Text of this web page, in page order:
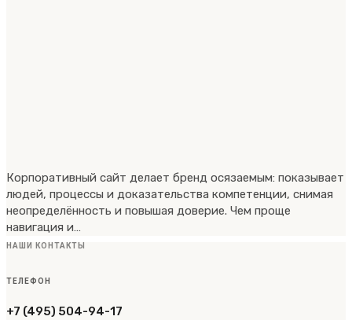
Корпоративный сайт делает бренд осязаемым: показывает
людей, процессы и доказательства компетенции, снимая
неопределённость и повышая доверие. Чем проще
навигация и…
НАШИ КОНТАКТЫ
ТЕЛЕФОН
+7 (495) 504-94-17